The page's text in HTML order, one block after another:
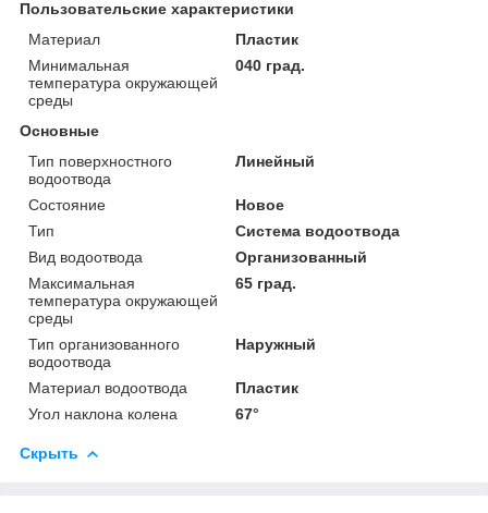
Пользовательские характеристики
Материал
Пластик
Минимальная
температура окружающей
среды
040 град.
Основные
Тип поверхностного
водоотвода
Линейный
Состояние
Новое
Тип
Система водоотвода
Вид водоотвода
Организованный
Максимальная
температура окружающей
среды
65 град.
Тип организованного
водоотвода
Наружный
Материал водоотвода
Пластик
Угол наклона колена
67°
Скрыть